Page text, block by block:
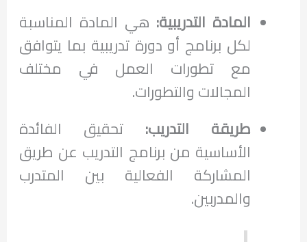
المادة التدريبية: هي المادة المناسبة
لكل برنامج أو دورة تدريبية بما يتوافق
مع تطورات العمل في مختلف
المجالات والتطورات.
طريقة التدريب: تحقيق الفائدة
الأساسية من برنامج التدريب عن طريق
المشاركة الفعالية بين المتدرب
والمدربين.